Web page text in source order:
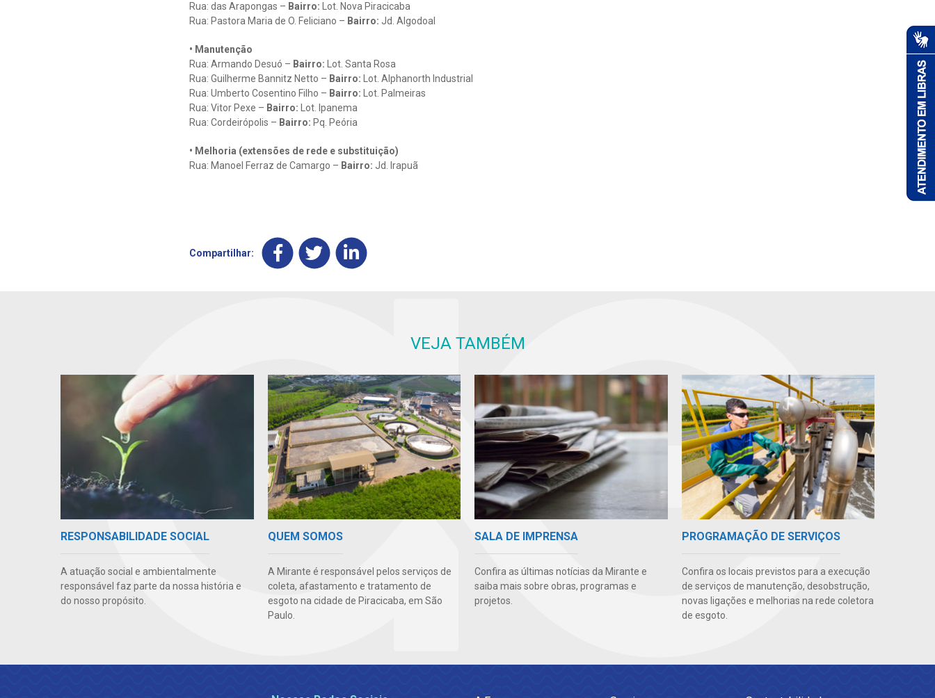
Rua: das Arapongas – Bairro: Lot. Nova Piracicaba
Rua: Pastora Maria de O. Feliciano – Bairro: Jd. Algodoal
• Manutenção
Rua: Armando Desuó – Bairro: Lot. Santa Rosa
Rua: Guilherme Bannitz Netto – Bairro: Lot. Alphanorth Industrial
Rua: Umberto Cosentino Filho – Bairro: Lot. Palmeiras
Rua: Vitor Pexe – Bairro: Lot. Ipanema
Rua: Cordeirópolis – Bairro: Pq. Peória
• Melhoria (extensões de rede e substituição)
Rua: Manoel Ferraz de Camargo – Bairro: Jd. Irapuã
Compartilhar:
VEJA TAMBÉM
RESPONSABILIDADE SOCIAL
A atuação social e ambientalmente
responsável faz parte da nossa história e
do nosso propósito.
QUEM SOMOS
A Mirante é responsável pelos serviços de
coleta, afastamento e tratamento de
esgoto na cidade de Piracicaba, em São
Paulo.
SALA DE IMPRENSA
Confira as últimas notícias da Mirante e
saiba mais sobre obras, programas e
projetos.
PROGRAMAÇÃO DE SERVIÇOS
Confira os locais previstos para a execução
de serviços de manutenção, desobstrução,
novas ligações e melhorias na rede coletora
de esgoto.